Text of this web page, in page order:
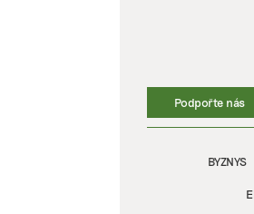
Podpořte nás
BYZNYS